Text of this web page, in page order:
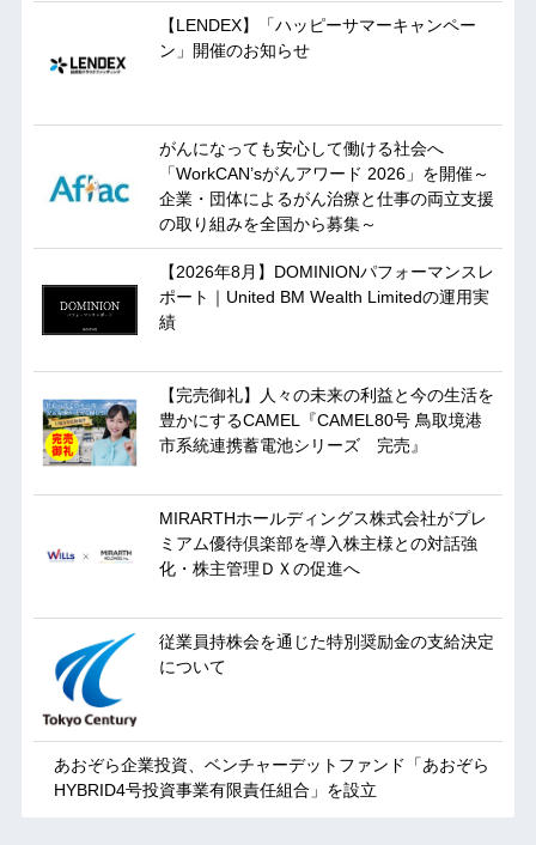
【LENDEX】「ハッピーサマーキャンペー
ン」開催のお知らせ
がんになっても安心して働ける社会へ
「WorkCAN’sがんアワード 2026」を開催～
企業・団体によるがん治療と仕事の両立支援
の取り組みを全国から募集～
【2026年8月】DOMINIONパフォーマンスレ
ポート｜United BM Wealth Limitedの運用実
績
【完売御礼】人々の未来の利益と今の生活を
豊かにするCAMEL『CAMEL80号 鳥取境港
市系統連携蓄電池シリーズ 完売』
MIRARTHホールディングス株式会社がプレ
ミアム優待倶楽部を導入株主様との対話強
化・株主管理ＤＸの促進へ
従業員持株会を通じた特別奨励金の支給決定
について
あおぞら企業投資、ベンチャーデットファンド「あおぞら
HYBRID4号投資事業有限責任組合」を設立